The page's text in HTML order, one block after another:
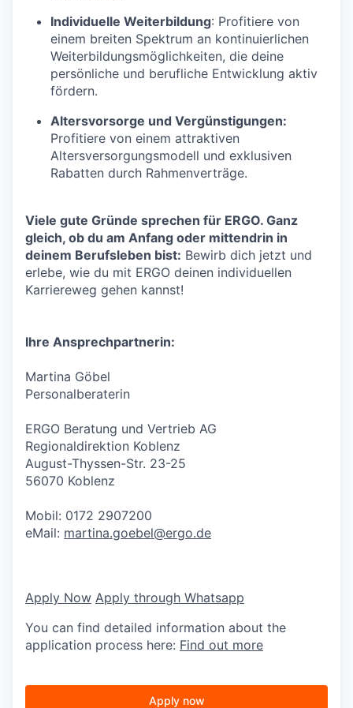
Individuelle Weiterbildung: Profitiere von
einem breiten Spektrum an kontinuierlichen
Weiterbildungsmöglichkeiten, die deine
persönliche und berufliche Entwicklung aktiv
fördern.
Altersvorsorge und Vergünstigungen:
Profitiere von einem attraktiven
Altersversorgungsmodell und exklusiven
Rabatten durch Rahmenverträge.
Viele gute Gründe sprechen für ERGO. Ganz
gleich, ob du am Anfang oder mittendrin in
deinem Berufsleben bist: Bewirb dich jetzt und
erlebe, wie du mit ERGO deinen individuellen
Karriereweg gehen kannst!
Ihre Ansprechpartnerin:
Martina Göbel
Personalberaterin
ERGO Beratung und Vertrieb AG
Regionaldirektion Koblenz
August-Thyssen-Str. 23-25
56070 Koblenz
Mobil: 0172 2907200
eMail: martina.goebel@ergo.de
Apply Now Apply through Whatsapp
You can find detailed information about the
application process here: Find out more
Apply now